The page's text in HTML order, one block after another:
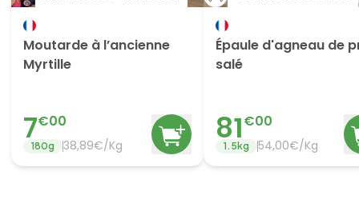
Moutarde à l’ancienne
Myrtille
7€00
180g 38,89€/Kg
Épaule d'agneau de
salé
81€00
1.5kg 54,00€/Kg